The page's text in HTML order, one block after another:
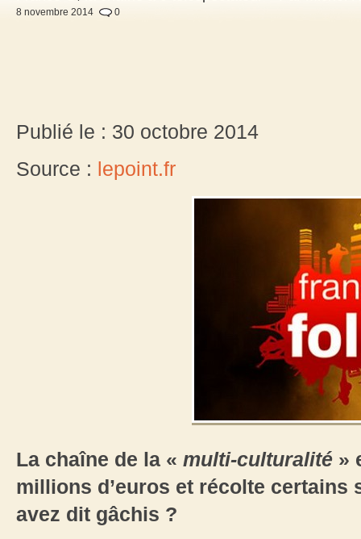
8 novembre 2014 0
Publié le : 30 octobre 2014
Source : lepoint.fr
La chaîne de la « multi-culturalité »
millions d’euros et récolte certains
avez dit gâchis ?